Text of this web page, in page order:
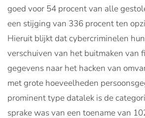
goed voor 54 procent van alle
een stijging van 336 procent ten
Hieruit blijkt dat cybercriminelen
verschuiven van het buitmaken van
gegevens naar het hacken van
met grote hoeveelheden
prominent type datalek is de
sprake was van een toename van